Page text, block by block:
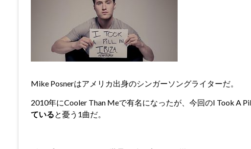
Mike Posnerはアメリカ出身のシンガーソングライターだ。
2010年にCooler Than Meで有名になったが、今回のI Took A
ていると憂う1曲だ。